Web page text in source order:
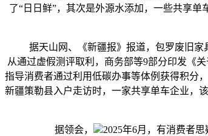
了“日日鲜”，其次是外源水添加，一些共享单
据天山网、《新疆报》报道，包罗废旧家具
从通过虚假测评取利，商务部等9部分印发《
指导消费者通过利用低碳办事等体例获得积分
新疆策勒县入户走访时，一家共享单车企业，
据领会， 2025年6月，有消费者